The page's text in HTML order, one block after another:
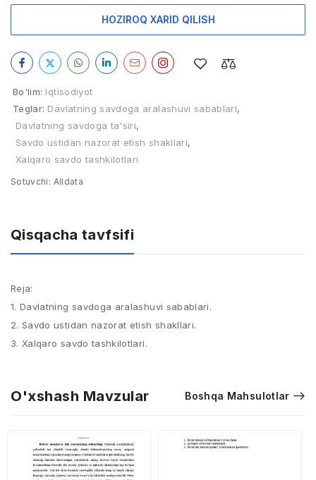
HOZIROQ XARID QILISH
Bo'lim: Iqtisodiyot
Teglar: Davlatning savdoga aralashuvi sabablari,
Davlatning savdoga ta'siri,
Savdo ustidan nazorat etish shakllari,
Xalqaro savdo tashkilotlari
Sotuvchi: Alldata
Qisqacha tavfsifi
Reja:
1. Davlatning savdoga aralashuvi sabablari.
2. Savdo ustidan nazorat etish shakllari.
3. Xalqaro savdo tashkilotlari.
O'xshash Mavzular Boshqa Mahsulotlar